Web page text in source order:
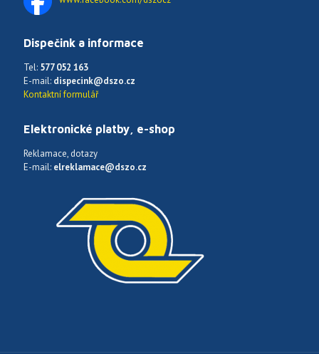
Dispečink a informace
Tel: 577 052 163
E-mail: dispecink@dszo.cz
Kontaktní formulář
Elektronické platby, e-shop
Reklamace, dotazy
E-mail: elreklamace@dszo.cz